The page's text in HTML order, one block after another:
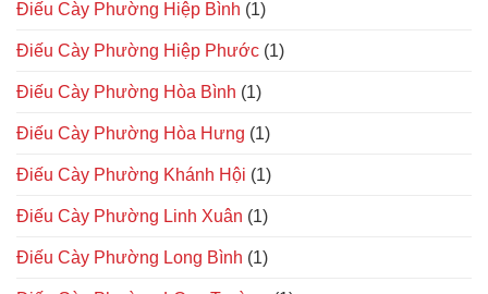
Điếu Cày Phường Hiệp Bình (1)
Điếu Cày Phường Hiệp Phước (1)
Điếu Cày Phường Hòa Bình (1)
Điếu Cày Phường Hòa Hưng (1)
Điếu Cày Phường Khánh Hội (1)
Điếu Cày Phường Linh Xuân (1)
Điếu Cày Phường Long Bình (1)